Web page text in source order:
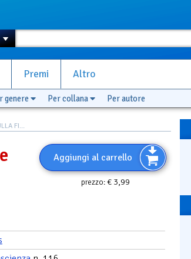
Premi Altro
genere Per collana Per autore
FI...
Aggiungi al carrello
prezzo:€ 3,99